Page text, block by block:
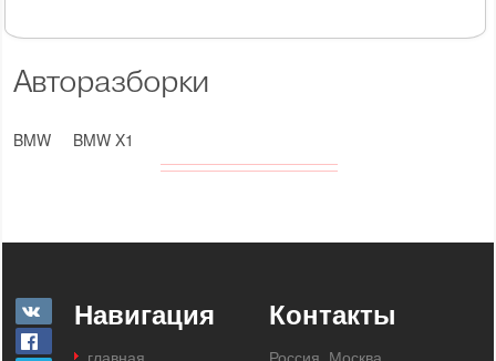
Авторазборки
BMW BMW X1
Навигация
главная
Контакты
Россия, Москва